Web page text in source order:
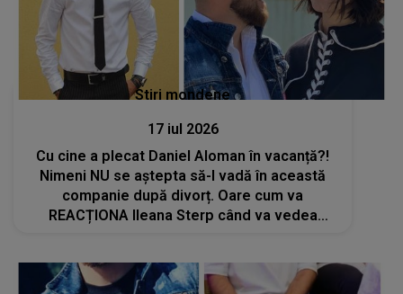
Stiri mondene
17 iul 2026
Cu cine a plecat Daniel Aloman în vacanță?!
Nimeni NU se aștepta să-l vadă în această
companie după divorț. Oare cum va
REACȚIONA Ileana Sterp când va vedea